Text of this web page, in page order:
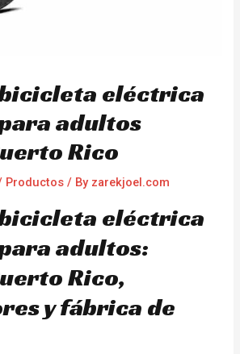
eléctrica
adultos
Rico
Productos / By zarekjoel.com
eléctrica
adultos:
Rico,
y fábrica de